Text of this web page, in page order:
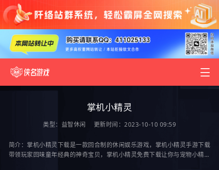
掌机小精灵
类型： 益智休闲 更新时间：2023-10-10 09:59
简介：掌机小精灵下载是一款回合制的休闲娱乐游戏，掌机小精灵手游下载
带领玩家回味童年经典的神奇宝贝，掌机小精灵免费下载让你与宠物小精灵